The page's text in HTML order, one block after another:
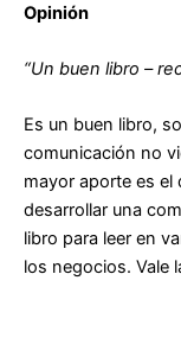
Opinión
“Un buen libro –
Es un buen libro,
comunicación no
mayor aporte es el
desarrollar una
libro para leer en
los negocios. Vale